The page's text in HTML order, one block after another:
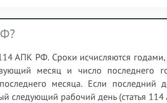
АПК РФ. Сроки исчисляются
месяц и число последнего
месяца. Если последний
следующий рабочий день (статья